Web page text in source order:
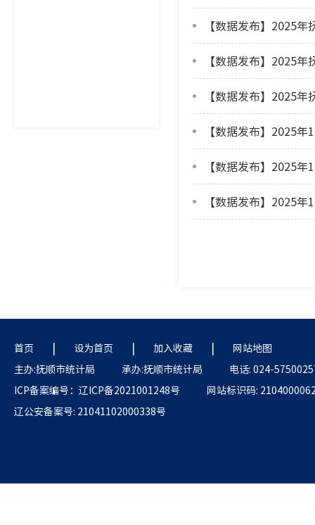
【数据发布】2025
【数据发布】2025
【数据发布】2025
【数据发布】2025
【数据发布】2025
【数据发布】2025
首页 | 设为首页 | 加入收藏 |
网站地图
主办:抚顺市统计局
承办:抚顺市统计局
电话: 024-
ICP备案编号：辽ICP备2021001248号
网站标识码:
辽公安备案号: 21041102000338号